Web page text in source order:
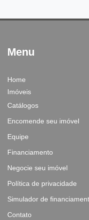
Menu
Home
Imóveis
Catálogos
Encomende seu imóvel
Equipe
Financiamento
Negocie seu imóvel
Política de privacidade
Simulador de
Contato